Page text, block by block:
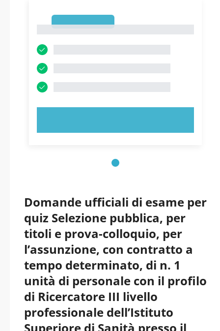
Domande ufficiali di esame per
quiz Selezione pubblica, per
titoli e prova-colloquio, per
l’assunzione, con contratto a
tempo determinato, di n. 1
unità di personale con il profilo
di Ricercatore III livello
professionale dell’Istituto